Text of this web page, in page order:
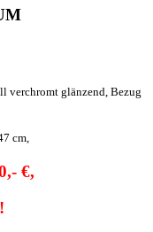
verchromt glänzend, Bezug
cm,
€,